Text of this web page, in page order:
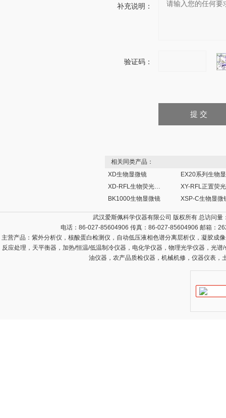
补充说明：
验证码：
相关同类产品：
XD生物显微镜
XD-RFL生物荧光显微镜
BK1000生物显微镜
XSP-C生物显微
武汉爱斯佩科学仪器有限公司 版权所有 总访问量
电话：86-027-85604906 传真：86-027-85604906 邮箱：
主营产品： 紫外分析仪，核酸蛋白检测仪，自动低压液相色谱分离层析仪，凝胶成
反应处理，天平衡器，加热/恒温/低温制冷仪器，电化学仪器，物理光学仪器，光
油仪器，农产品质检仪器，机械机修，仪器仪表，